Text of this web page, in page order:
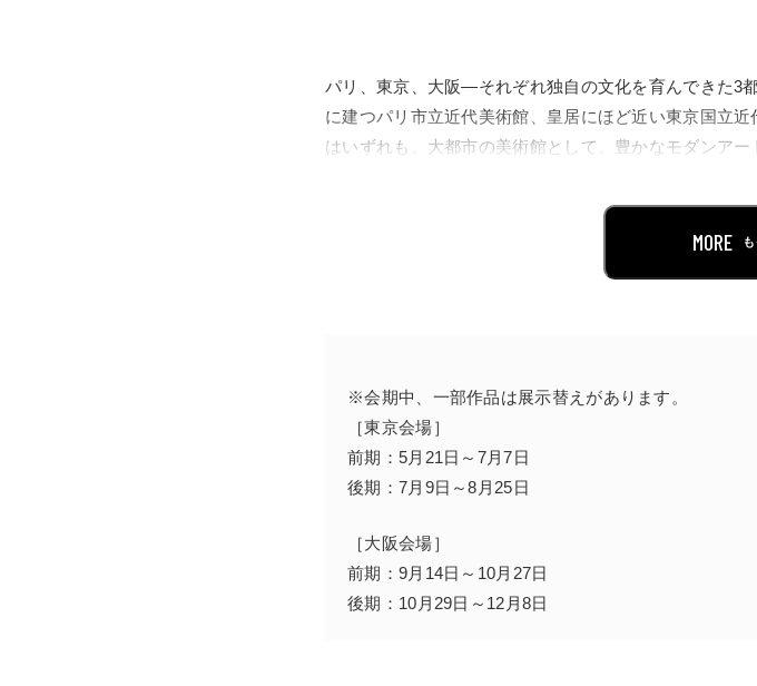
パリ、東京、大阪―それぞれ独自の文化を育んできた3
に建つパリ市立近代美術館、皇居にほど近い東京国立
はいずれも、大都市の美術館として、豊かなモダンアー
本展覧会は、そんな3館のコレクションから共通点のあ
いユニークな展示を試みます。時代や流派、洋の東西
MORE
※会期中、一部作品は展示替えがあります。
［東京会場］
前期：5月21日～7月7日
後期：7月9日～8月25日
［大阪会場］
前期：9月14日～10月27日
後期：10月29日～12月8日